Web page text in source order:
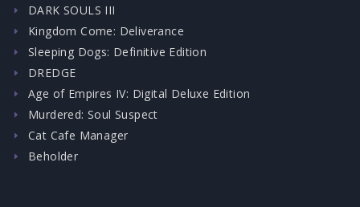
DARK SOULS III
Kingdom Come: Deliverance
Sleeping Dogs: Definitive Edition
DREDGE
Age of Empires IV: Digital Deluxe Edition
Murdered: Soul Suspect
Cat Cafe Manager
Beholder